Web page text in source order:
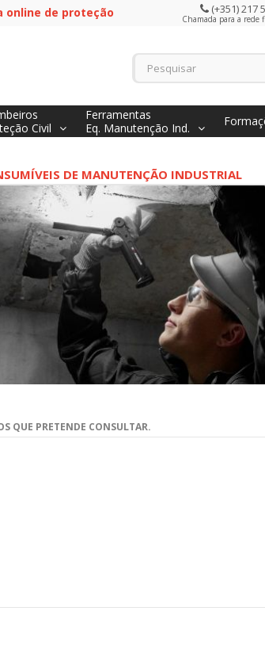
online de proteção (+351) 217
Chamada para a rede
Civil
Ferramentas
Eq. Manutenção Ind.
DE MANUTENÇÃO INDUSTRIAL
QUE PRETENDE CONSULTAR.